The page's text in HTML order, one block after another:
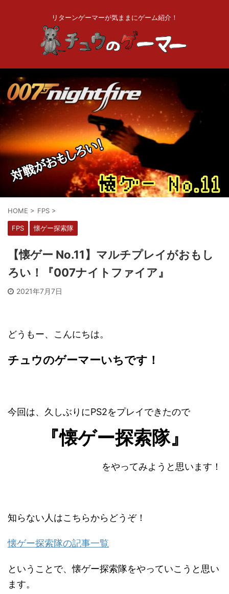
リターンゲーマーが気ままにゲーム紹介！
HOME > FPS >
FPS 懐ゲー探索隊
【懐ゲー No.11】マルチプレイがおもし
ろい！『007ナイトファイア』
2021年7月7日
どうもー、こんにちは。
チュウのゲーマーいちです！
今回は、久しぶりにPS2をプレイできたので
『懐ゲー探索隊』
をやってみようと思います！
知らない人はこちらからどうぞ！
懐ゲー探索隊の記事一覧
ということで、懐ゲー探索隊をやっていこうと思い
ます。